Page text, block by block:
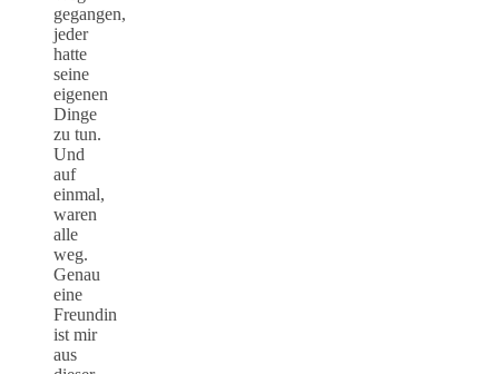
gegangen,
jeder
hatte
seine
eigenen
Dinge
zu tun.
Und
auf
einmal,
waren
alle
weg.
Genau
eine
Freundin
ist mir
aus